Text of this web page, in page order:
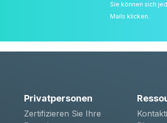
Sie können sich
Mails klicken.
Privatpersonen
Zertifizieren Sie Ihre